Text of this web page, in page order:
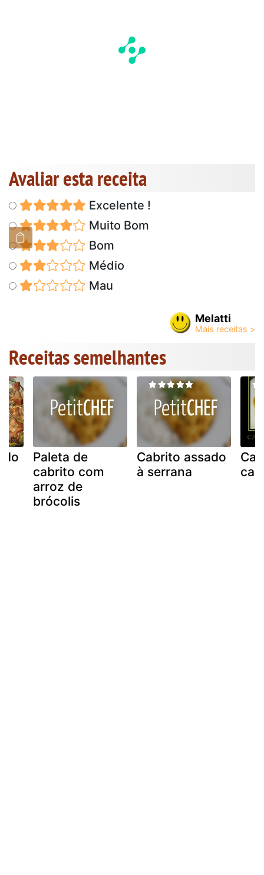
Avaliar esta receita
Excelente !
Muito Bom
Bom
Médio
Mau
Melatti
Receitas semelhantes
Paleta de
cabrito com
arroz de
brócolis
Cabrito assado
à serrana